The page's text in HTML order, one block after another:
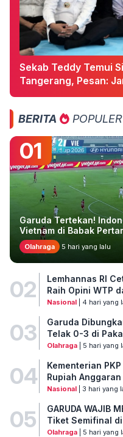
Sekab Teddy Temui
Tangerang, Pesan:
BERITA POPULER
01
Garuda Tertekan!
Vietnam di Babak
Olahraga 5 hari yang lalu
02
Lemhannas RI
Raih Opini WTP
Nasional| 4 hari yang
03
Garuda
Telak 0-3 di
Olahraga| 5 hari yang
04
Kementerian
Rupiah
Nasional| 3 hari yang
05
GARUDA WAJIB
Tiket Semifinal
Olahraga| 5 hari yang